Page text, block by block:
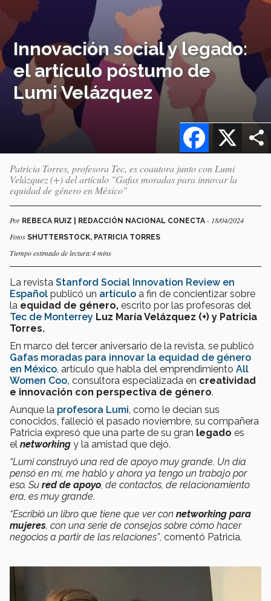
Innovación social y legado:
el artículo póstumo de
Lumi Velázquez
X
Facebook
Patricia Torres, profesora Tec, es coautora junto con Lumi
Velázquez (+) del artículo "Gafas moradas para innovar la
equidad de género en México"
Por REBECA RUIZ | REDACCIÓN NACIONAL CONECTA - 18/04/2024
Fotos SHUTTERSTOCK, PATRICIA TORRES
Tiempo estimado de lectura:4 mins
La revista Stanford Social Innovation Review en
Español publicó un artículo a fin de concientizar sobre
la equidad de género, escrito por las profesoras del
Tec de Monterrey Luz María Velázquez (+) y Patricia
Torres.
En marco del tercer aniversario de la revista, se publicó
Gafas moradas para innovar la equidad de género
en México , artículo que habla del emprendimiento All
Women Coo, consultora especializada en creatividad
e innovación con perspectiva de género.
Aunque la profesora Lumi , como le decían sus
conocidos, falleció el pasado noviembre, su compañera
Patricia expresó que una parte de su gran legado es
el networking y la amistad que dejó.
“Lumi construyó una red de apoyo muy grande. Un día
pensó en mí, me habló y ahora ya tengo un trabajo por
eso. Su red de apoyo , de contactos, de relacionamiento
era, es muy grande.
“Escribió un libro que tiene que ver con networking para
mujeres , con una serie de consejos sobre cómo hacer
negocios a partir de las relaciones”, comentó Patricia.